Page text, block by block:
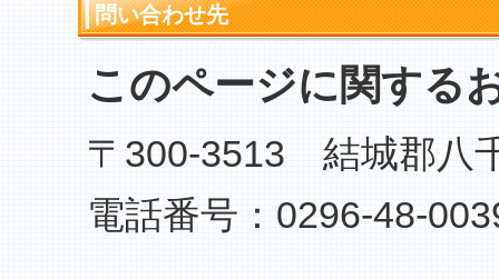
問い合わせ先
このページに関する
〒300-3513 結城郡八
電話番号：0296-48-